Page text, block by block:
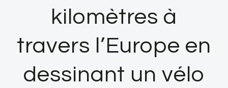
kilomètres à
travers l’Europe en
dessinant un vélo